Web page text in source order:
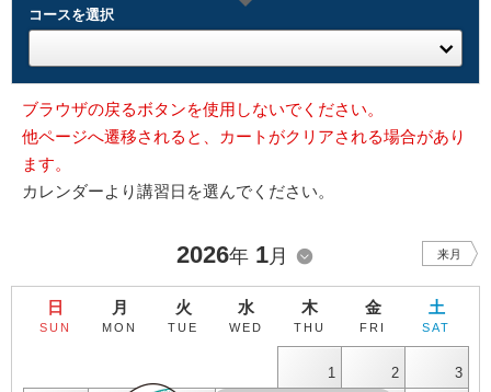
コースを選択
ブラウザの戻るボタンを使用しないでください。
他ページへ遷移されると、カートがクリアされる場合があり
ます。
カレンダーより講習日を選んでください。
2026年 1月 来月
日
SUN
月
MON
火
TUE
水
WED
木
THU
金
FRI
土
SAT
1 2 3